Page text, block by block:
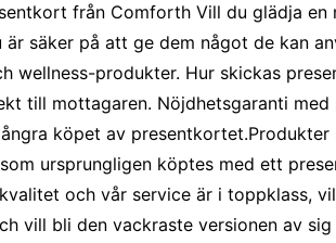
från Comforth Vill du glädja
säker på att ge dem något de kan
wellness-produkter. Hur skickas
till mottagaren. Nöjdhetsgaranti
köpet av
ursprungligen köptes med ett
och vår service är i toppklass,
vill bli den vackraste versionen av